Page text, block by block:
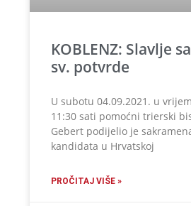
KOBLENZ: Slavlje
sv. potvrde
U subotu 04.09.2021. u
11:30 sati pomoćni trierski
Gebert podijelio je
kandidata u Hrvatskoj
PROČITAJ VIŠE »